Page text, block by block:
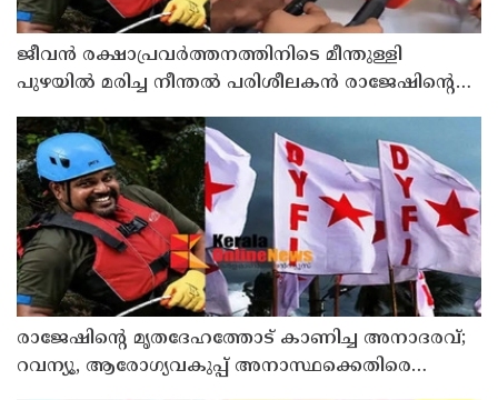
ജീവൻ രക്ഷാപ്രവർത്തനത്തിനിടെ മീന്തുള്ളി
പുഴയിൽ മരിച്ച നീന്തൽ പരിശീലകൻ രാജേഷിൻ്റെ
നടപടിയെന്ന് കളക്ടർ
രാജേഷിന്റെ മൃതദേഹത്തോട് കാണിച്ച അനാദരവ്;
റവന്യൂ, ആരോഗ്യവകുപ്പ് അനാസ്ഥക്കെതിരെ